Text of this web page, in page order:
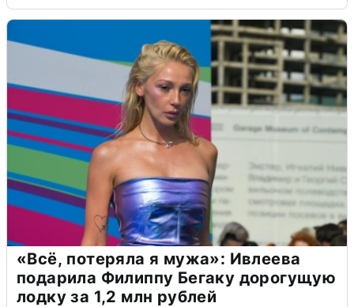
«Всё, потеряла я мужа»: Ивлеева
подарила Филиппу Бегаку дорогущую
лодку за 1,2 млн рублей